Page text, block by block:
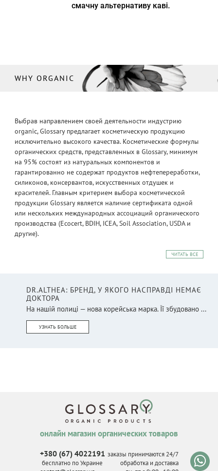
смачну альтернативу каві.
WHY ORGANIC
Выбрав направлением своей деятельности индустрию
organic, Glossary предлагает косметическую продукцию
исключительно высокого качества. Косметические формулы
органических средств, представленных в Glossary, минимум
на 95% состоят из натуральных компонентов и
гарантированно не содержат продуктов нефтепереработки,
силиконов, консервантов, искусственных отдушек и
красителей. Главным критерием выбора косметической
продукции Glossary является наличие сертификата одной
или нескольких международных ассоциаций органического
производства (Ecocert, BDIH, ICEA, Soil Association, USDA и
другие).
ЧИТАТЬ ВСЕ
DR.ALTHEA: БРЕНД, У ЯКОГО НАСПРАВДІ НЕМАЄ
ДОКТОРА
На нашій полиці — нова корейська марка. Її збудовано ...
УЗНАТЬ БОЛЬШЕ
онлайн магазин органических товаров
+380 (67) 4022191
бесплатно по Украине
заказы принимаются 24/7
обработка и доставка